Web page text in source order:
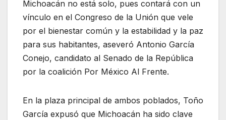
Michoacán no está solo, pues contará con un
vínculo en el Congreso de la Unión que vele
por el bienestar común y la estabilidad y la paz
para sus habitantes, aseveró Antonio García
Conejo, candidato al Senado de la República
por la coalición Por México Al Frente.
En la plaza principal de ambos poblados, Toño
García expusó que Michoacán ha sido clave